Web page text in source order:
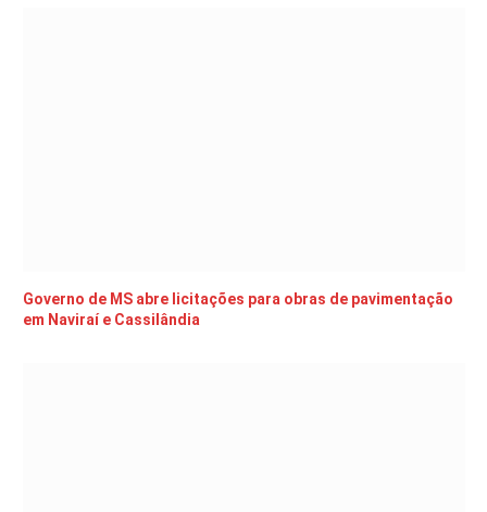
Governo de MS abre licitações para obras de pavimentação
em Naviraí e Cassilândia